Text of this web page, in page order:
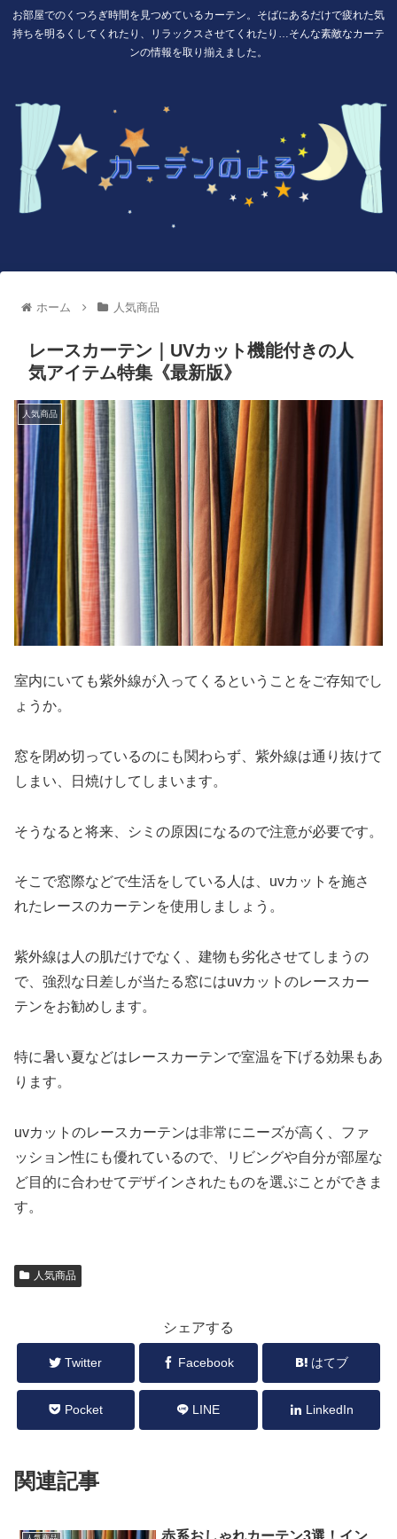
お部屋でのくつろぎ時間を見つめているカーテン。そばにあるだけで疲れた気
持ちを明るくしてくれたり、リラックスさせてくれたり…そんな素敵なカーテ
ンの情報を取り揃えました。
ホーム 人気商品
レースカーテン｜UVカット機能付きの人
気アイテム特集《最新版》
人気商品
室内にいても紫外線が入ってくるということをご存知でし
ょうか。
窓を閉め切っているのにも関わらず、紫外線は通り抜けて
しまい、日焼けしてしまいます。
そうなると将来、シミの原因になるので注意が必要です。
そこで窓際などで生活をしている人は、uvカットを施さ
れたレースのカーテンを使用しましょう。
紫外線は人の肌だけでなく、建物も劣化させてしまうの
で、強烈な日差しが当たる窓にはuvカットのレースカー
テンをお勧めします。
特に暑い夏などはレースカーテンで室温を下げる効果もあ
ります。
uvカットのレースカーテンは非常にニーズが高く、ファ
ッション性にも優れているので、リビングや自分が部屋な
ど目的に合わせてデザインされたものを選ぶことができま
す。
人気商品
シェアする
Twitter Facebook はてブ
Pocket LINE LinkedIn
関連記事
赤系おしゃれカーテン3選！イン